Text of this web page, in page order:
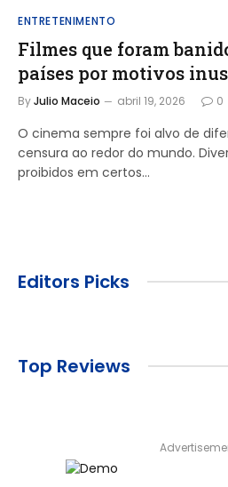
ENTRETENIMENTO
Filmes que foram
países por motivos
ByJulio Maceio abril 19, 2026 0
O cinema sempre foi alvo de
censura ao redor do mundo.
proibidos em certos…
Editors Picks
Top Reviews